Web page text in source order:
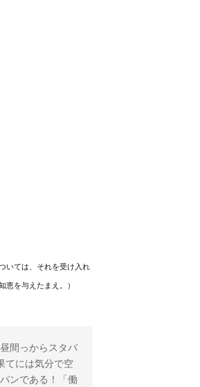
いては、それを受け入れ
恵を与えたまえ。）
間っからスタバ
てには気分で空
ンである！「働